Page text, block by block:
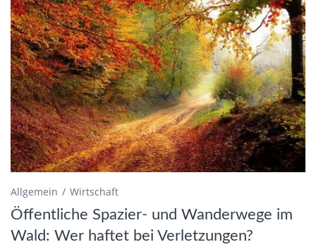
Allgemein Wirtschaft
Öffentliche Spazier- und Wanderwege im
Wald: Wer haftet bei Verletzungen?